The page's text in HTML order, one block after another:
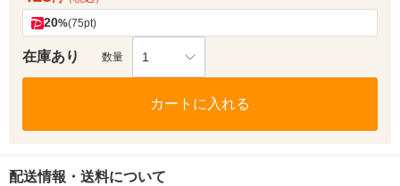
20%(75pt)
在庫あり 数量 1
カートに入れる
配送情報・送料について